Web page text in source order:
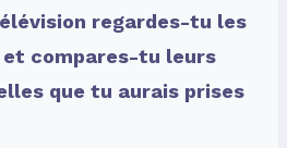
regardes-tu les
et compares-tu leurs
que tu aurais prises